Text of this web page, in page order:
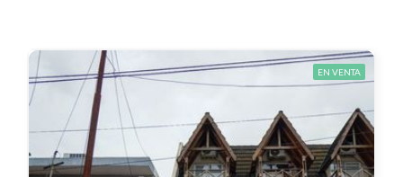
EN VENTA